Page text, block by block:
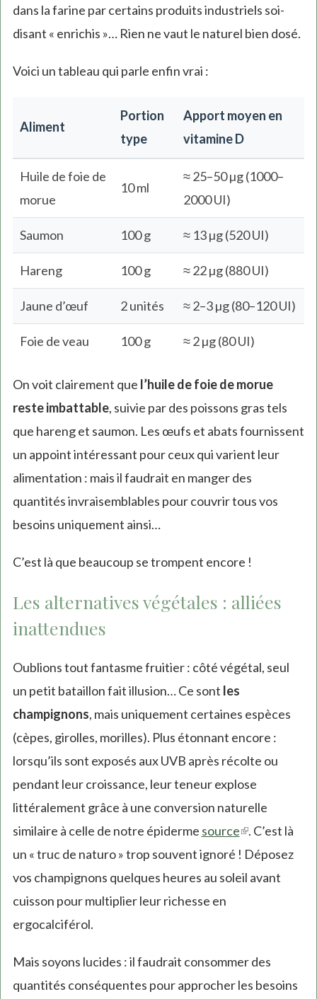
dans la farine par certains produits industriels soi-
disant « enrichis »… Rien ne vaut le naturel bien dosé.
Voici un tableau qui parle enfin vrai :
Aliment
Portion
type
Apport moyen en
vitamine D
Huile de foie de
morue
10 ml
≈ 25–50 µg (1000–
2000 UI)
Saumon 100 g ≈ 13 µg (520 UI)
Hareng 100 g ≈ 22 µg (880 UI)
Jaune d’œuf 2 unités ≈ 2–3 µg (80–120 UI)
Foie de veau 100 g ≈ 2 µg (80 UI)
On voit clairement que l’huile de foie de morue
reste imbattable, suivie par des poissons gras tels
que hareng et saumon. Les œufs et abats fournissent
un appoint intéressant pour ceux qui varient leur
alimentation : mais il faudrait en manger des
quantités invraisemblables pour couvrir tous vos
besoins uniquement ainsi…
C’est là que beaucoup se trompent encore !
Les alternatives végétales : alliées
inattendues
Oublions tout fantasme fruitier : côté végétal, seul
un petit bataillon fait illusion… Ce sont les
champignons, mais uniquement certaines espèces
(cèpes, girolles, morilles). Plus étonnant encore :
lorsqu’ils sont exposés aux UVB après récolte ou
pendant leur croissance, leur teneur explose
littéralement grâce à une conversion naturelle
similaire à celle de notre épiderme source(link
is
external)
. C’est là
un « truc de naturo » trop souvent ignoré ! Déposez
vos champignons quelques heures au soleil avant
cuisson pour multiplier leur richesse en
ergocalciférol.
Mais soyons lucides : il faudrait consommer des
quantités conséquentes pour approcher les besoins